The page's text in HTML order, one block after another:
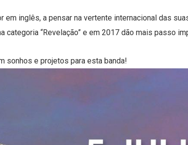
em inglês, a pensar na vertente internacional das
categoria “Revelação” e em 2017 dão mais passo
sonhos e projetos para esta banda!